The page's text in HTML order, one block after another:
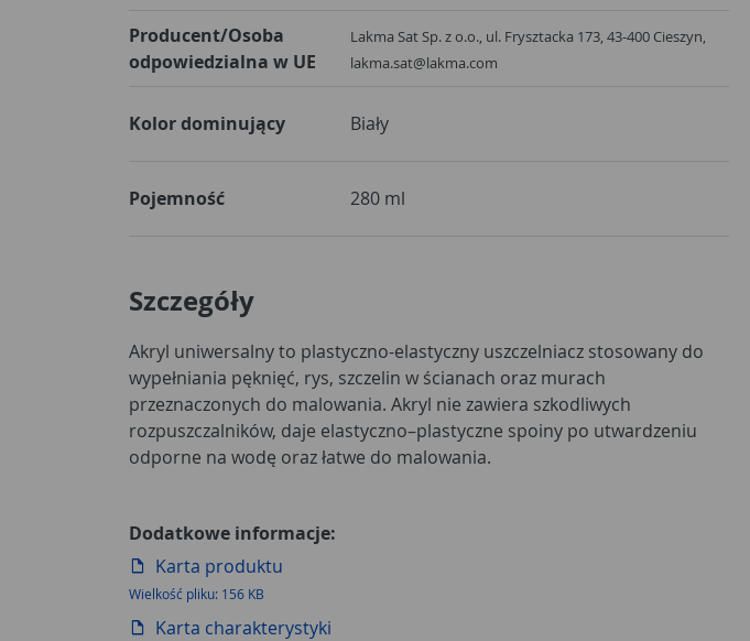
Producent/Osoba
odpowiedzialna w UE
Lakma Sat Sp. z o.o., ul. Frysztacka 173, 43-400 Cieszyn,
lakma.sat@lakma.com
Kolor dominujący Biały
Pojemność 280 ml
Szczegóły
Akryl uniwersalny to plastyczno-elastyczny uszczelniacz stosowany do
wypełniania pęknięć, rys, szczelin w ścianach oraz murach
przeznaczonych do malowania. Akryl nie zawiera szkodliwych
rozpuszczalników, daje elastyczno–plastyczne spoiny po utwardzeniu
odporne na wodę oraz łatwe do malowania.
Dodatkowe informacje:
Karta produktu
Wielkość pliku: 156 KB
Karta charakterystyki